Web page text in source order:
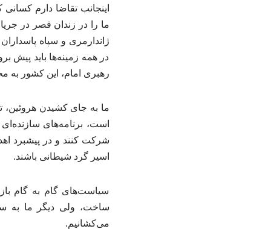
اینجانب تقاضا دارم
ما را در زندان قصر در
ژاندارمری و سپاه
در همه زمینه‌ها باید پیش
رهبری امام، این کشور به
ما به جای کشیدن
است، برنامه‌های
شرکت کنند و در پیشبرد
اسیر گرد شیطانی باشند.
سیاست‌های گام به گام
ساخت، ولی دیگر ما به
می‌کشانیم.